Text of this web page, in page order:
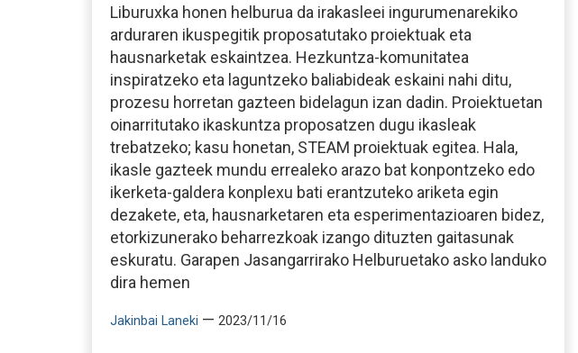
Liburuxka honen helburua da irakasleei ingurumenarekiko
arduraren ikuspegitik proposatutako proiektuak eta
hausnarketak eskaintzea. Hezkuntza-komunitatea
inspiratzeko eta laguntzeko baliabideak eskaini nahi ditu,
prozesu horretan gazteen bidelagun izan dadin. Proiektuetan
oinarritutako ikaskuntza proposatzen dugu ikasleak
trebatzeko; kasu honetan, STEAM proiektuak egitea. Hala,
ikasle gazteek mundu errealeko arazo bat konpontzeko edo
ikerketa-galdera konplexu bati erantzuteko ariketa egin
dezakete, eta, hausnarketaren eta esperimentazioaren bidez,
etorkizunerako beharrezkoak izango dituzten gaitasunak
eskuratu. Garapen Jasangarrirako Helburuetako asko landuko
dira hemen
Jakinbai Laneki — 2023/11/16